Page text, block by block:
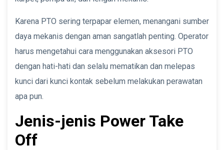
Karena PTO sering terpapar elemen, menangani sumber
daya mekanis dengan aman sangatlah penting. Operator
harus mengetahui cara menggunakan aksesori PTO
dengan hati-hati dan selalu mematikan dan melepas
kunci dari kunci kontak sebelum melakukan perawatan
apa pun.
Jenis-jenis Power Take
Off